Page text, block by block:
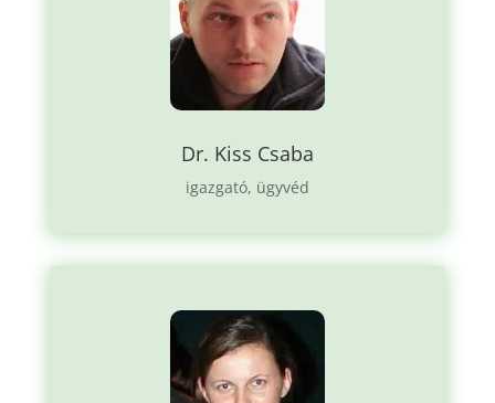
Dr. Kiss Csaba
igazgató, ügyvéd